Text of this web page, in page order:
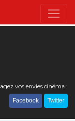
vos envies cinéma :
Facebook Twitter